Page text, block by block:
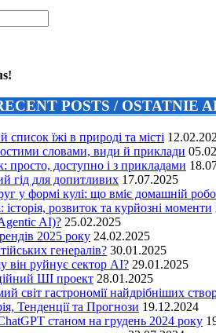
POSTS / OSTATNIE
їжі в природі та місті
словами, види й приклади
просто, доступно і з прикладами
гід для допитливих 17.07.2025
у формі кулі: що вміє домашній
розвиток та курйозні моменти
AI)? 25.02.2025
2025 року 24.02.2025
генералів? 30.01.2025
він руйнує сектор АІ? 29.01.2025
ШІ проект 28.01.2025
світ гастрономії найдрібніших
Тенденції та Прогнози 19.12.2024
станом на грудень 2024 року